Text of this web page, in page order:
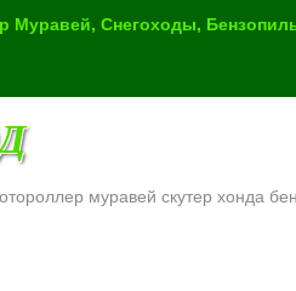
Муравей, Снегоходы,
муравей скутер хонда